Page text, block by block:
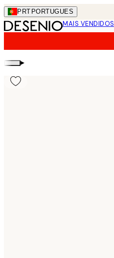
Skip
to
main
PRT PORTUGUES
MAIS VENDIDOS
▸